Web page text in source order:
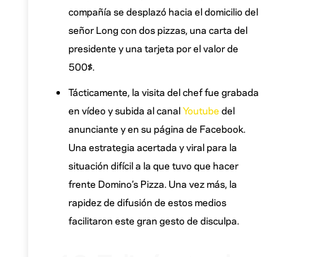
compañía se desplazó hacia el domicilio del
señor Long con dos pizzas, una carta del
presidente y una tarjeta por el valor de
500$.
Tácticamente, la visita del chef fue grabada
en vídeo y subida al canalYoutube del
anunciante y en su página de Facebook.
Una estrategia acertada y viral para la
situación difícil a la que tuvo que hacer
frente Domino’s Pizza. Una vez más, la
rapidez de difusión de estos medios
facilitaron este gran gesto de disculpa.